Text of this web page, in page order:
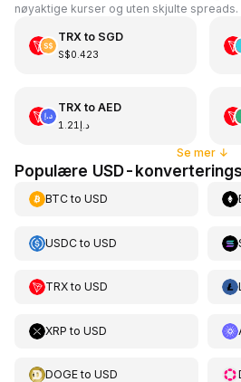
nøyaktige kurser og uten skjulte spreads.
TRXto SGD
S$0.423
TRXto AED
د.إ1.21
Se mer ↓
Populære USD-
BTCto USD
USDCto USD
TRXto USD
XRP to USD
DOGEto USD